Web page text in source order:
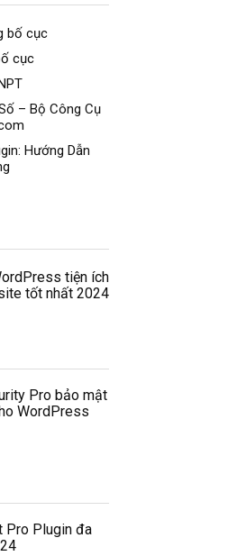
bố cục
cục
– Bộ Công Cụ
Hướng Dẫn
tiện ích
tốt nhất 2024
Pro bảo mật
WordPress
Pro Plugin đa